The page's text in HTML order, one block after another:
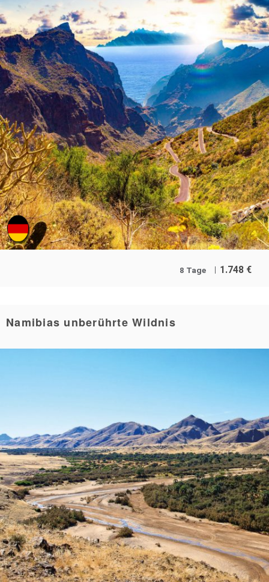
8 Tage 1.748 €
Namibias unberührte Wildnis